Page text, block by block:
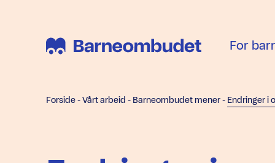
For
Forside-Vårt arbeid - Barneombudet mener-